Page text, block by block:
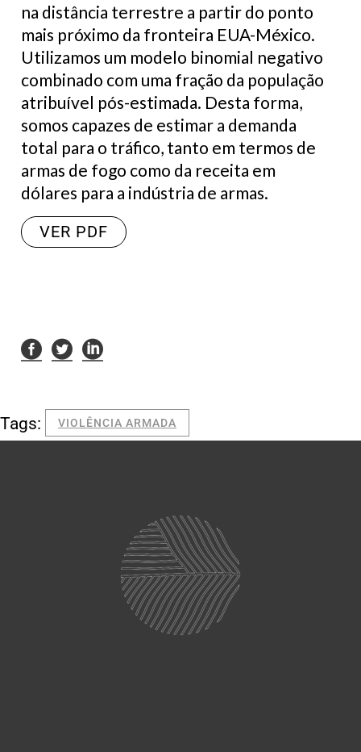
na distância terrestre a partir do ponto
mais próximo da fronteira EUA-México.
Utilizamos um modelo binomial negativo
combinado com uma fração da população
atribuível pós-estimada. Desta forma,
somos capazes de estimar a demanda
total para o tráfico, tanto em termos de
armas de fogo como da receita em
dólares para a indústria de armas.
VER PDF
Tags: VIOLÊNCIA ARMADA